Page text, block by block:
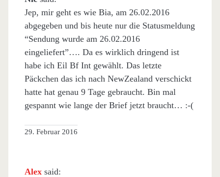
Jep, mir geht es wie Bia, am 26.02.2016
abgegeben und bis heute nur die Statusmeldung
“Sendung wurde am 26.02.2016
eingeliefert”…. Da es wirklich dringend ist
habe ich Eil Bf Int gewählt. Das letzte
Päckchen das ich nach NewZealand verschickt
hatte hat genau 9 Tage gebraucht. Bin mal
gespannt wie lange der Brief jetzt braucht… :-(
29. Februar 2016
Alex said: